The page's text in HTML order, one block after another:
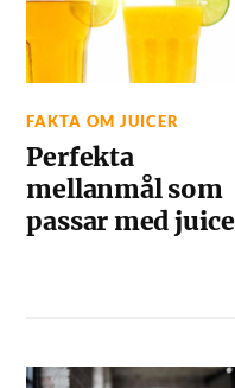
FAKTA OM JUICER
Perfekta
mellanmål som
passar med juice